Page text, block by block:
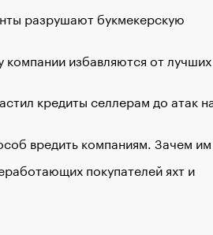
разрушают букмекерскую
избавляются от лучших
кредиты селлерам до атак
вредить компаниям. Зачем
покупателей яхт и